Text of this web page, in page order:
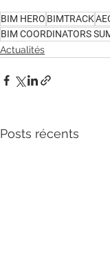
BIM HERO BIMTRACK
BIM COORDINATORS
Actualités
Posts récents